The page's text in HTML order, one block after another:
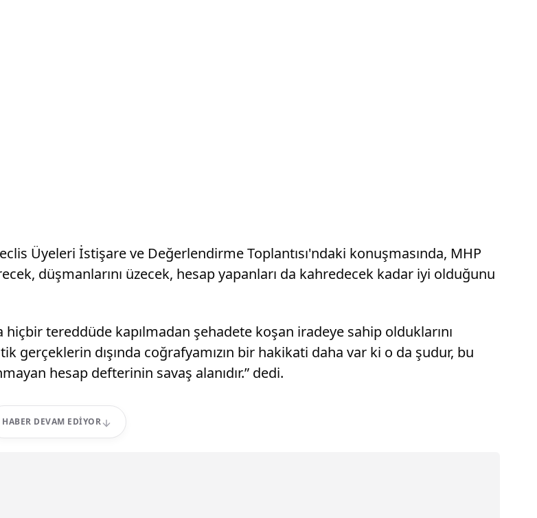
Üyeleri İstişare ve Değerlendirme Toplantısı'ndaki konuşmasında, MHP
düşmanlarını üzecek, hesap yapanları da kahredecek kadar iyi olduğunu
tereddüde kapılmadan şehadete koşan iradeye sahip olduklarını
gerçeklerin dışında coğrafyamızın bir hakikati daha var ki o da şudur, bu
hesap defterinin savaş alanıdır.” dedi.
HABER DEVAM EDIYOR